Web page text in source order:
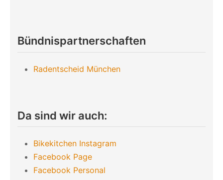
Bündnispartnerschaften
Radentscheid München
Da sind wir auch:
Bikekitchen Instagram
Facebook Page
Facebook Personal